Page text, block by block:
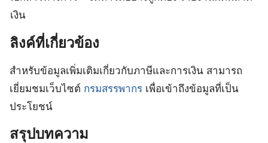
เงิน
ลิงค์ที่เกี่ยวข้อง
สำหรับข้อมูลเพิ่มเติมเกี่ยวกับภาษีและการเงิน สามารถ
เยี่ยมชมเว็บไซต์ กรมสรรพากร เพื่อเข้าถึงข้อมูลที่เป็น
ประโยชน์
สรุปบทความ